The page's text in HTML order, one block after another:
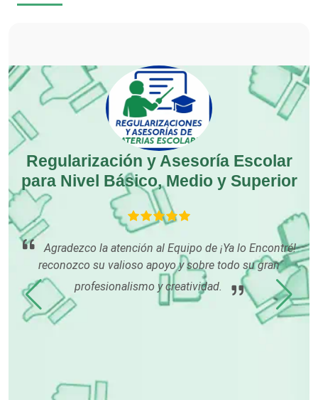
Combustibles y Lubricantes
Compresores de aire
Computadoras
Conferencias Empresariales
Construcciones en General
Contadores
Regularización y Asesoría Escolar
para Nivel Básico, Medio y Superior
Agradezco la atención al Equipo de ¡Ya lo Encontré!
reconozco su valioso apoyo y sobre todo su gran
profesionalismo y creatividad.